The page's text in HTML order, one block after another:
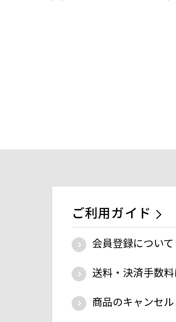
ご利用ガイド
会員登録について
送料・決済手数
商品のキャンセ